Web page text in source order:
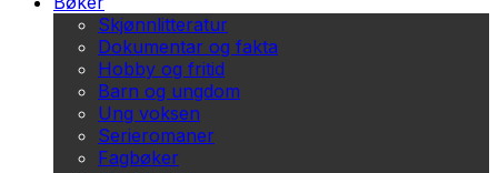
Skjønnlitteratur
Dokumentar og fakta
Hobby og fritid
Barn og ungdom
Ung voksen
Serieromaner
Fagbøker